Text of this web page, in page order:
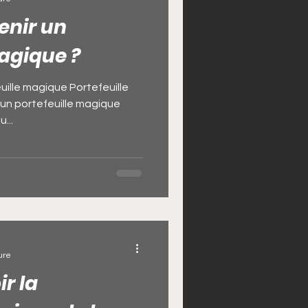
riche
un
?
magique Portefeuille
portefeuille magique
la